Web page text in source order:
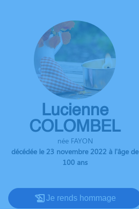
Lucienne
COLOMBEL
née FAYON
décédée le 23 novembre 2022 à l'âge de
100 ans
Je rends hommage